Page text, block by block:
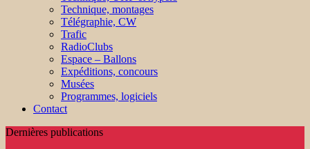
Technique, montages
Télégraphie, CW
Trafic
RadioClubs
Espace – Ballons
Expéditions, concours
Musées
Programmes, logiciels
Contact
Dernières publications